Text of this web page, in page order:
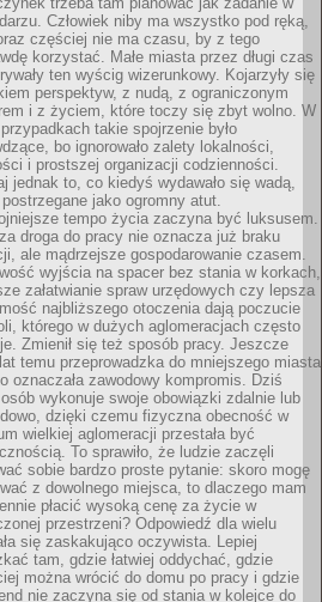
Człowiek niby ma wszystko pod ręką,
częściej nie ma czasu, by z tego
korzystać. Małe miasta przez długi czas
ten wyścig wizerunkowy. Kojarzyły się
perspektyw, z nudą, z ograniczonym
i z życiem, które toczy się zbyt wolno. W
takie spojrzenie było
bo ignorowało zalety lokalności,
i prostszej organizacji codzienności.
jednak to, co kiedyś wydawało się wadą,
postrzegane jako ogromny atut.
tempo życia zaczyna być luksusem.
droga do pracy nie oznacza już braku
ale mądrzejsze gospodarowanie czasem.
wyjścia na spacer bez stania w korkach,
załatwianie spraw urzędowych czy lepsza
najbliższego otoczenia dają poczucie
którego w dużych aglomeracjach często
Zmienił się też sposób pracy. Jeszcze
temu przeprowadzka do mniejszego miasta
oznaczała zawodowy kompromis. Dziś
wykonuje swoje obowiązki zdalnie lub
dzięki czemu fizyczna obecność w
wielkiej aglomeracji przestała być
To sprawiło, że ludzie zaczęli
sobie bardzo proste pytanie: skoro mogę
z dowolnego miejsca, to dlaczego mam
płacić wysoką cenę za życie w
przestrzeni? Odpowiedź dla wielu
się zaskakująco oczywista. Lepiej
tam, gdzie łatwiej oddychać, gdzie
można wrócić do domu po pracy i gdzie
nie zaczyna się od stania w kolejce do